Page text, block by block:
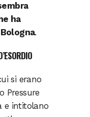
ha
.
si erano
Pressure
e intitolano